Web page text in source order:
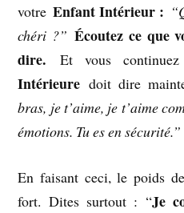
votre Enfant Intérieur :
chéri ?” Écoutez ce que
dire. Et vous
Intérieure doit dire
bras, je t’aime, je t’aime
émotions. Tu es en sécurité.”
En faisant ceci, le poids
fort. Dites surtout : “Je